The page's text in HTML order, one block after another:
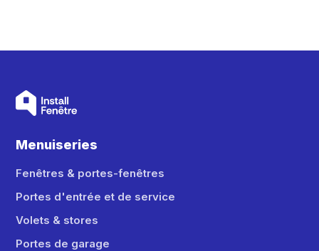
Menuiseries
Fenêtres & portes-fenêtres
Portes d'entrée et de service
Volets & stores
Portes de garage